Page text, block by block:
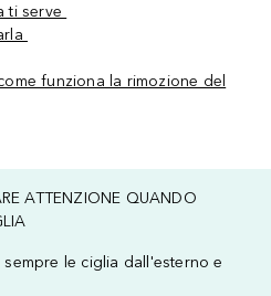
ti serve
funziona la rimozione del
ATTENZIONE QUANDO
le ciglia dall'esterno e